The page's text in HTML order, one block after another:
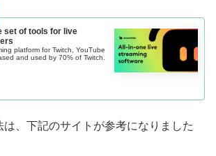
set of tools for live
platform for Twitch, YouTube
and used by 70% of Twitch.
は、下記のサイトが参考になりました